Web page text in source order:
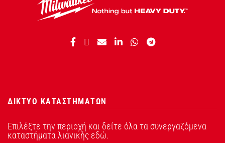
ΔΙΚΤΥΟ ΚΑΤΑΣΤΗΜΑΤΩΝ
Επιλέξτε την περιοχή και δείτε όλα τα συνεργαζόμενα
καταστήματα λιανικής εδώ.